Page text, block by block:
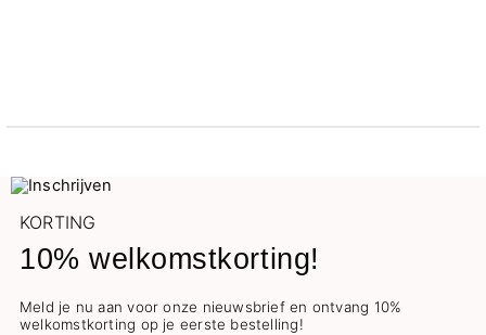
KORTING
10% welkomstkorting!
Meld je nu aan voor onze nieuwsbrief en ontvang 10%
welkomstkorting op je eerste bestelling!